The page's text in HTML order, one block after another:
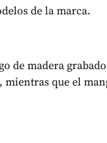
de la marca.
de madera
que el